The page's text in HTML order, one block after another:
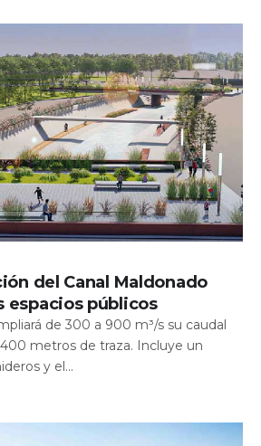
del Canal Maldonado
espacios públicos
de 300 a 900 m³/s su caudal
metros de traza. Incluye un
y el...